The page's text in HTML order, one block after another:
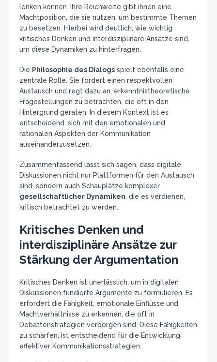
lenken können. Ihre Reichweite gibt ihnen eine
Machtposition, die sie nutzen, um bestimmte Themen
zu besetzen. Hierbei wird deutlich, wie wichtig
kritisches Denken und interdisziplinäre Ansätze sind,
um diese Dynamiken zu hinterfragen.
Die Philosophie des Dialogs spielt ebenfalls eine
zentrale Rolle. Sie fördert einen respektvollen
Austausch und regt dazu an, erkenntnistheoretische
Fragestellungen zu betrachten, die oft in den
Hintergrund geraten. In diesem Kontext ist es
entscheidend, sich mit den emotionalen und
rationalen Aspekten der Kommunikation
auseinanderzusetzen.
Zusammenfassend lässt sich sagen, dass digitale
Diskussionen nicht nur Plattformen für den Austausch
sind, sondern auch Schauplätze komplexer
gesellschaftlicher Dynamiken, die es verdienen,
kritisch betrachtet zu werden.
Kritisches Denken und
interdisziplinäre Ansätze zur
Stärkung der Argumentation
Kritisches Denken ist unerlässlich, um in digitalen
Diskussionen fundierte Argumente zu formulieren. Es
erfordert die Fähigkeit, emotionale Einflüsse und
Machtverhältnisse zu erkennen, die oft in
Debattenstrategien verborgen sind. Diese Fähigkeiten
zu schärfen, ist entscheidend für die Entwicklung
effektiver Kommunikationsstrategien.